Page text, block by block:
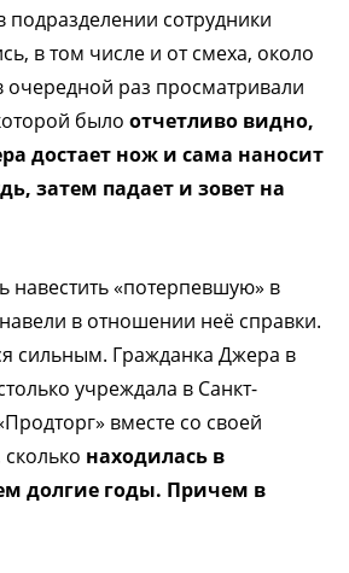
подразделении сотрудники
в том числе и от смеха, около
очередной раз просматривали
было отчетливо видно,
достает нож и сама наносит
затем падает и зовет на
навестить «потерпевшую» в
в отношении неё справки.
сильным. Гражданка Джера в
учреждала в Санкт-
вместе со своей
находилась в
долгие годы. Причем в